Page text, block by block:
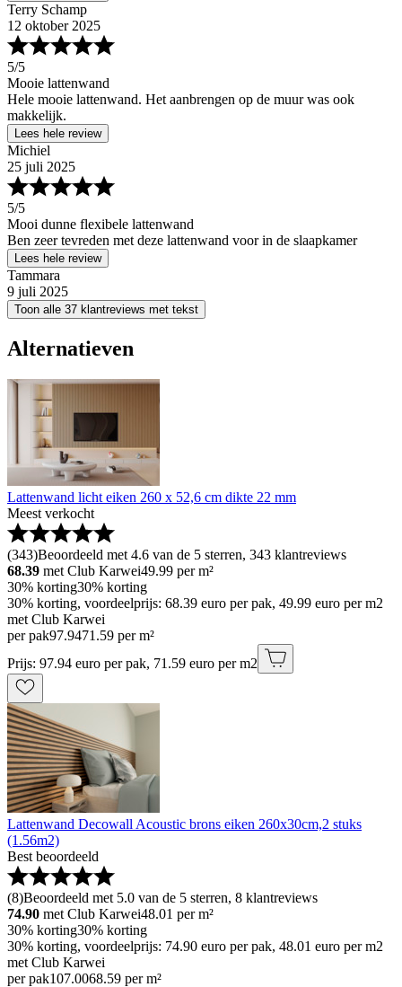
Terry Schamp
12 oktober 2025
5/5
Mooie lattenwand
Hele mooie lattenwand. Het aanbrengen op de muur was ook
makkelijk.
Lees hele review
Michiel
25 juli 2025
5/5
Mooi dunne flexibele lattenwand
Ben zeer tevreden met deze lattenwand voor in de slaapkamer
Lees hele review
Tammara
9 juli 2025
Toon alle 37 klantreviews met tekst
Alternatieven
Lattenwand licht eiken 260 x 52,6 cm dikte 22 mm
Meest verkocht
(343)Beoordeeld met 4.6 van de 5 sterren, 343 klantreviews
68.39 met Club Karwei49.99 per m²
30% korting30% korting
30% korting, voordeelprijs: 68.39 euro per pak, 49.99 euro per m2
met Club Karwei
per pak97.9471.59 per m²
Prijs: 97.94 euro per pak, 71.59 euro per m2
Lattenwand Decowall Acoustic brons eiken 260x30cm,2 stuks
(1.56m2)
Best beoordeeld
(8)Beoordeeld met 5.0 van de 5 sterren, 8 klantreviews
74.90 met Club Karwei48.01 per m²
30% korting30% korting
30% korting, voordeelprijs: 74.90 euro per pak, 48.01 euro per m2
met Club Karwei
per pak107.0068.59 per m²